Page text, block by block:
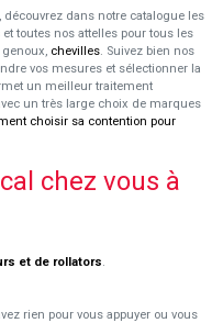
découvrez dans notre catalogue les
et toutes nos attelles pour tous les
genoux, chevilles. Suivez bien nos
vos mesures et sélectionner la
un meilleur traitement
un très large choix de marques
choisir sa contention pour
chez vous à
et de rollators.
rien pour vous appuyer ou vous